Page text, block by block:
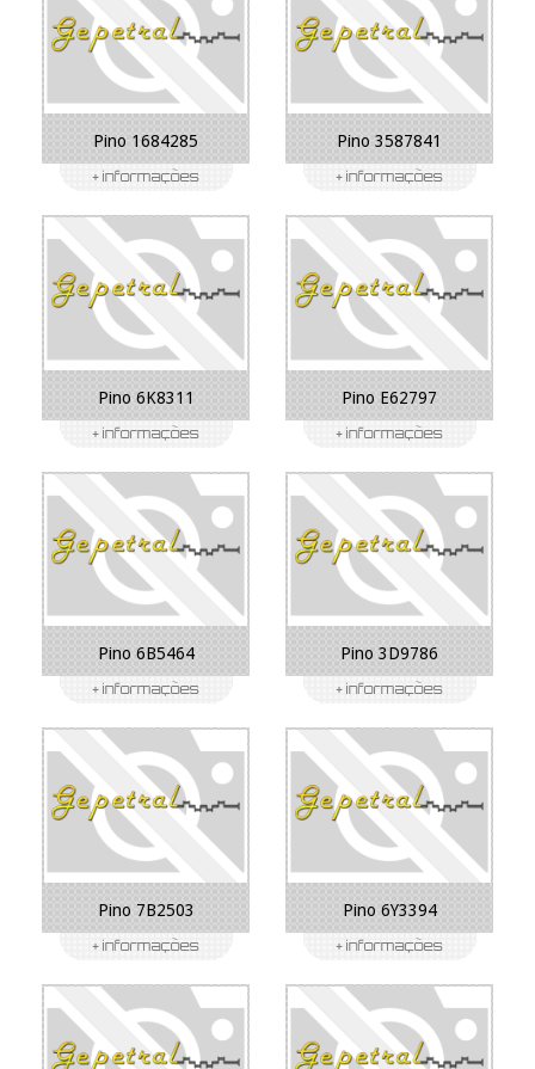
Pino 1684285 Pino 3587841
Pino 6K8311 Pino E62797
Pino 6B5464 Pino 3D9786
Pino 7B2503 Pino 6Y3394